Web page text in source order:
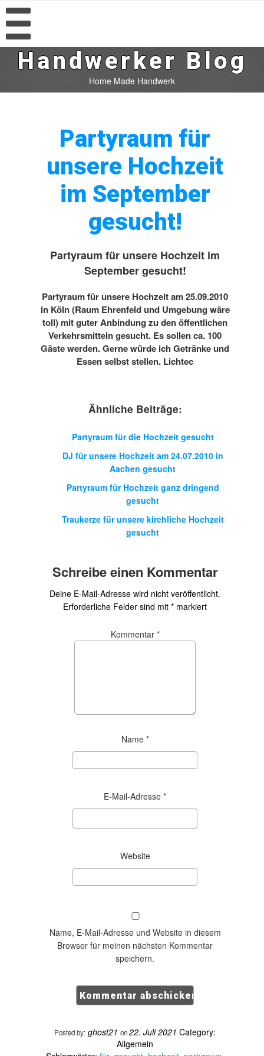
Handwerker Blog
Home Made Handwerk
Partyraum für
unsere Hochzeit
im September
gesucht!
Partyraum für unsere Hochzeit im
September gesucht!
Partyraum für unsere Hochzeit am 25.09.2010
in Köln (Raum Ehrenfeld und Umgebung wäre
toll) mit guter Anbindung zu den öffentlichen
Verkehrsmitteln gesucht. Es sollen ca. 100
Gäste werden. Gerne würde ich Getränke und
Essen selbst stellen. Lichtec
Ähnliche Beiträge:
Partyraum für die Hochzeit gesucht
DJ für unsere Hochzeit am 24.07.2010 in
Aachen gesucht
Partyraum für Hochzeit ganz dringend
gesucht
Traukerze für unsere kirchliche Hochzeit
gesucht
Schreibe einen Kommentar
Deine E-Mail-Adresse wird nicht veröffentlicht.
Erforderliche Felder sind mit * markiert
Kommentar *
Name *
E-Mail-Adresse *
Website
Name, E-Mail-Adresse und Website in diesem
Browser für meinen nächsten Kommentar
speichern.
Posted by: ghost21 on22. Juli 2021 Category:
Allgemein